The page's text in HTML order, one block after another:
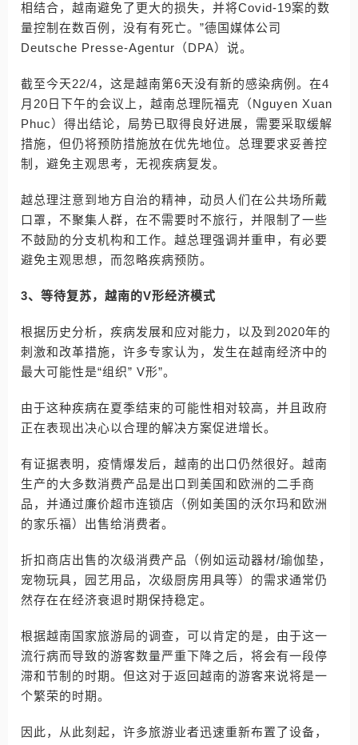
相结合，越南避免了更大的损失，并将Covid-19案的数
量控制在数百例，没有有死亡。”德国媒体公司
Deutsche Presse-Agentur（DPA）说。
截至今天22/4，这是越南第6天没有新的感染病例。在4
月20日下午的会议上，越南总理阮福克（Nguyen Xuan
Phuc）得出结论，局势已取得良好进展，需要采取缓解
措施，但仍将预防措施放在优先地位。总理要求妥善控
制，避免主观思考，无视疾病复发。
越总理注意到地方自治的精神，动员人们在公共场所戴
口罩，不聚集人群，在不需要时不旅行，并限制了一些
不鼓励的分支机构和工作。越总理强调并重申，有必要
避免主观思想，而忽略疾病预防。
3、等待复苏，越南的V形经济模式
根据历史分析，疾病发展和应对能力，以及到2020年的
刺激和改革措施，许多专家认为，发生在越南经济中的
最大可能性是“组织” V形”。
由于这种疾病在夏季结束的可能性相对较高，并且政府
正在表现出决心以合理的解决方案促进增长。
有证据表明，疫情爆发后，越南的出口仍然很好。越南
生产的大多数消费产品是出口到美国和欧洲的二手商
品，并通过廉价超市连锁店（例如美国的沃尔玛和欧洲
的家乐福）出售给消费者。
折扣商店出售的次级消费产品（例如运动器材/瑜伽垫，
宠物玩具，园艺用品，次级厨房用具等）的需求通常仍
然存在在经济衰退时期保持稳定。
根据越南国家旅游局的调查，可以肯定的是，由于这一
流行病而导致的游客数量严重下降之后，将会有一段停
滞和节制的时期。但这对于返回越南的游客来说将是一
个繁荣的时期。
因此，从此刻起，许多旅游业者迅速重新布置了设备，